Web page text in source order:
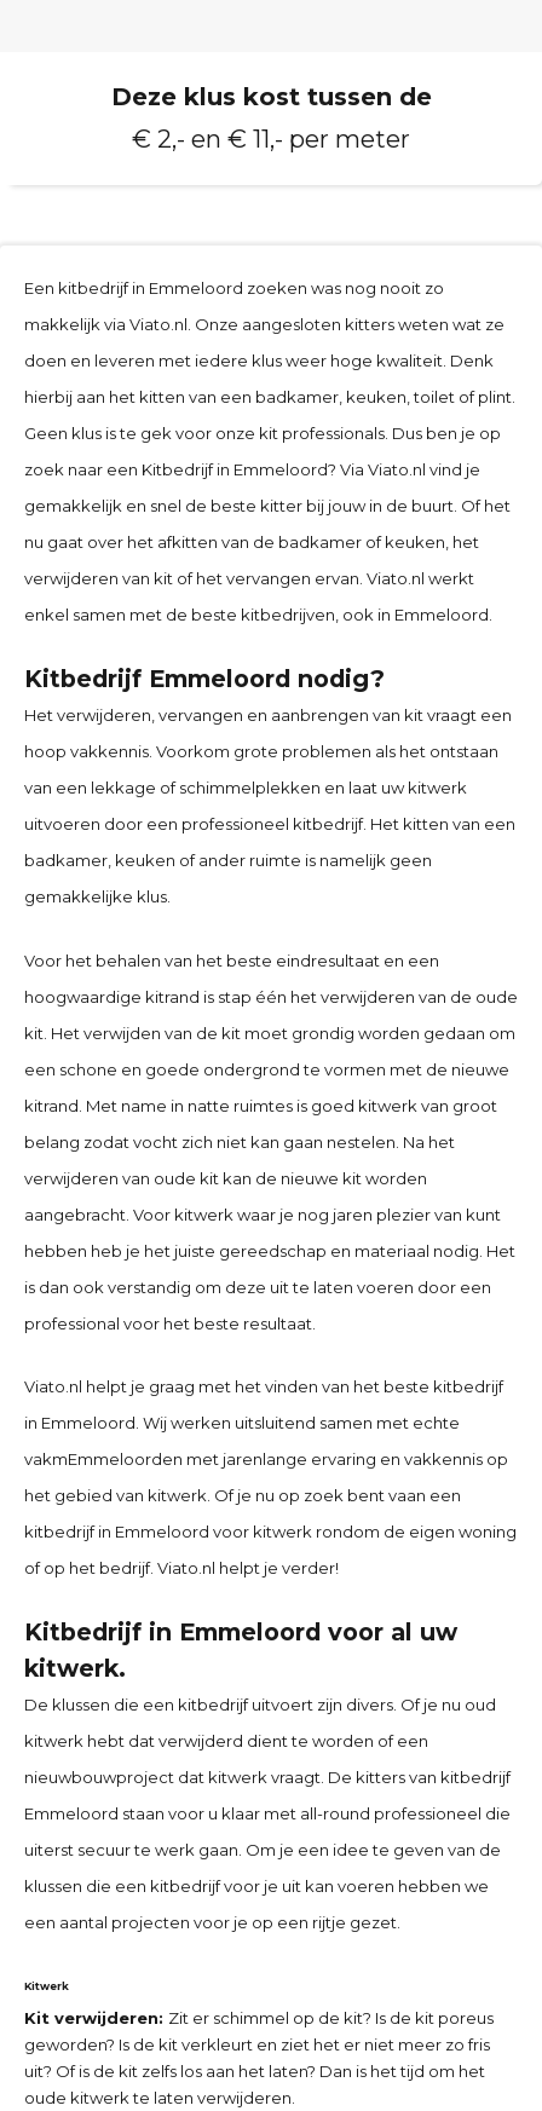
Deze klus kost tussen de
€ 2,- en € 11,- per meter
Een kitbedrijf in Emmeloord zoeken was nog nooit zo
makkelijk via Viato.nl. Onze aangesloten kitters weten wat ze
doen en leveren met iedere klus weer hoge kwaliteit. Denk
hierbij aan het kitten van een badkamer, keuken, toilet of plint.
Geen klus is te gek voor onze kit professionals. Dus ben je op
zoek naar een Kitbedrijf in Emmeloord? Via Viato.nl vind je
gemakkelijk en snel de beste kitter bij jouw in de buurt. Of het
nu gaat over het afkitten van de badkamer of keuken, het
verwijderen van kit of het vervangen ervan. Viato.nl werkt
enkel samen met de beste kitbedrijven, ook in Emmeloord
Kitbedrijf Emmeloord nodig?
Het verwijderen, vervangen en aanbrengen van kit vraagt een
hoop vakkennis. Voorkom grote problemen als het ontstaan
van een lekkage of schimmelplekken en laat uw kitwerk
uitvoeren door een professioneel kitbedrijf. Het kitten van een
badkamer, keuken of ander ruimte is namelijk geen
gemakkelijke klus.
Voor het behalen van het beste eindresultaat en een
hoogwaardige kitrand is stap één het verwijderen van de oude
kit. Het verwijden van de kit moet grondig worden gedaan om
een schone en goede ondergrond te vormen met de nieuwe
kitrand. Met name in natte ruimtes is goed kitwerk van groot
belang zodat vocht zich niet kan gaan nestelen. Na het
verwijderen van oude kit kan de nieuwe kit worden
aangebracht. Voor kitwerk waar je nog jaren plezier van kunt
hebben heb je het juiste gereedschap en materiaal nodig. Het
is dan ook verstandig om deze uit te laten voeren door een
professional voor het beste resultaat.
Viato.nl helpt je graag met het vinden van het beste kitbedrijf
in Emmeloord. Wij werken uitsluitend samen met echte
vakmEmmeloorden met jarenlange ervaring en vakkennis op
het gebied van kitwerk. Of je nu op zoek bent vaan een
kitbedrijf in Emmeloord voor kitwerk rondom de eigen woning
of op het bedrijf. Viato.nl helpt je verder!
Kitbedrijf in Emmeloord voor al uw
kitwerk.
De klussen die een kitbedrijf uitvoert zijn divers. Of je nu oud
kitwerk hebt dat verwijderd dient te worden of een
nieuwbouwproject dat kitwerk vraagt. De kitters van kitbedrijf
Emmeloord staan voor u klaar met all-round professioneel die
uiterst secuur te werk gaan. Om je een idee te geven van de
klussen die een kitbedrijf voor je uit kan voeren hebben we
een aantal projecten voor je op een rijtje gezet.
Kitwerk
Kit verwijderen: Zit er schimmel op de kit? Is de kit poreus
geworden? Is de kit verkleurt en ziet het er niet meer zo fris
uit? Of is de kit zelfs los aan het laten? Dan is het tijd om het
oude kitwerk te laten verwijderen.